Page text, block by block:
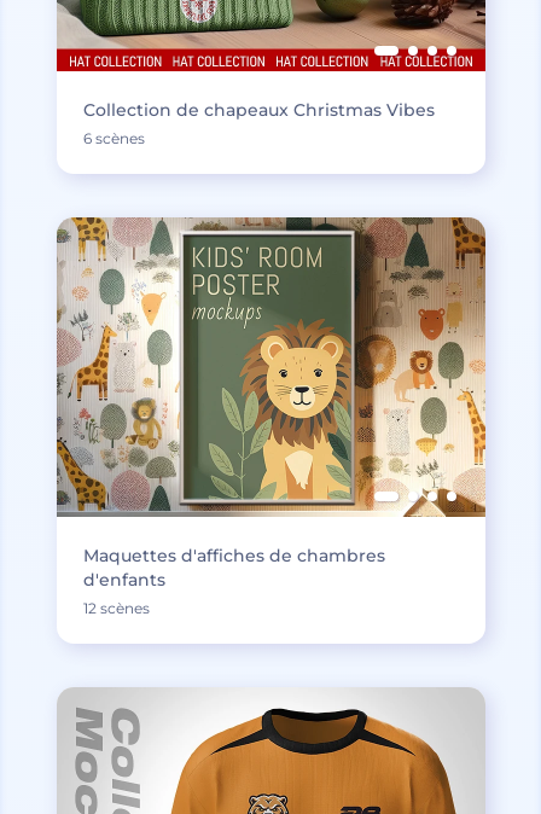
Collection de chapeaux Christmas Vibes
6 scènes
Maquettes d'affiches de chambres
d'enfants
12 scènes